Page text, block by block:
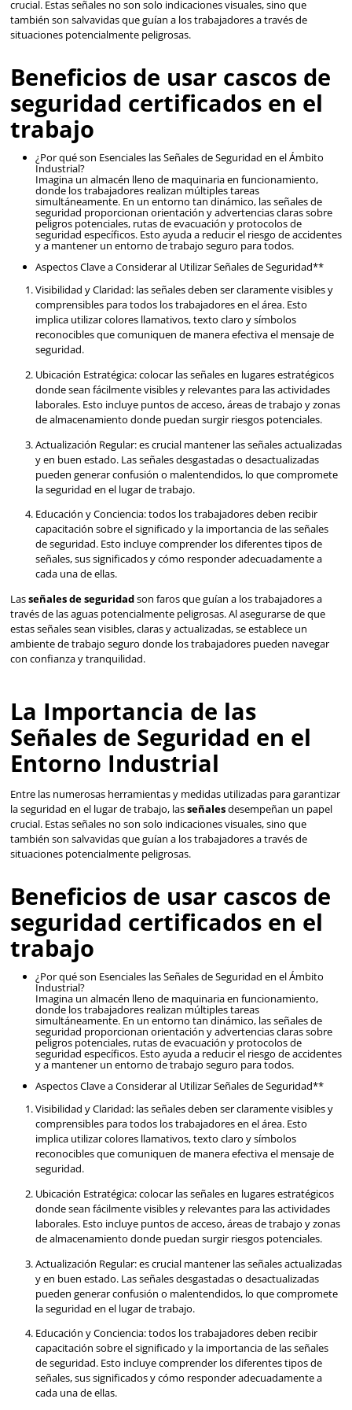
Dermacare
SE-CA01
Casco de Seguridad Rojo
68.95
con IVA
Talla
Unitalla
Agregar al carrito
3M
Casco UV Gris Susp
$446.99
con IVA
Talla
Unitalla
Agregar al
VER MÁS
La Importancia de las
Señales de Seguridad
Entorno Industrial
la seguridad en el lugar de trabajo, lasseñales
crucial. Estas señales no son solo indicaciones visuales,
también son salvavidas que guían a los trabajadores a
situaciones potencialmente peligrosas.
Beneficios de usar
seguridad certificados
trabajo
¿Por qué son Esenciales las Señales de Seguridad
Industrial?
Imagina un almacén lleno de maquinaria en
donde los trabajadores realizan múltiples tareas
seguridad proporcionan orientación y advertencias
peligros potenciales, rutas de evacuación y
seguridad específicos. Esto ayuda a reducir el riesgo
y a mantener un entorno de trabajo seguro para
Aspectos Clave a Considerar al Utilizar Señales de
Visibilidad y Claridad: las señales deben ser
comprensibles para todos los trabajadores en el
implica utilizar colores llamativos, texto claro y
reconocibles que comuniquen de manera efectiva el
seguridad.
Ubicación Estratégica: colocar las señales en lugares
donde sean fácilmente visibles y relevantes para las
laborales. Esto incluye puntos de acceso, áreas de
de almacenamiento donde puedan surgir riesgos
Actualización Regular: es crucial mantener las
y en buen estado. Las señales desgastadas o
pueden generar confusión o malentendidos, lo que
la seguridad en el lugar de trabajo.
Educación y Conciencia: todos los trabajadores
capacitación sobre el significado y la importancia de
de seguridad. Esto incluye comprender los
señales, sus significados y cómo responder
cada una de ellas.
señales de seguridadson faros que guían a los
través de las aguas potencialmente peligrosas. Al
estas señales sean visibles, claras y actualizadas, se